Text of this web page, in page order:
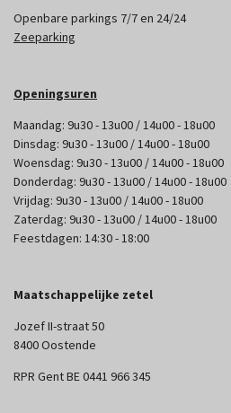
Openbare parkings 7/7 en 24/24
Zeeparking
Openingsuren
Maandag: 9u30 - 13u00 / 14u00 - 18u00
Dinsdag: 9u30 - 13u00 / 14u00 - 18u00
Woensdag: 9u30 - 13u00 / 14u00 - 18u00
Donderdag: 9u30 - 13u00 / 14u00 - 18u00
Vrijdag: 9u30 - 13u00 / 14u00 - 18u00
Zaterdag: 9u30 - 13u00 / 14u00 - 18u00
Feestdagen: 14:30 - 18:00
Maatschappelijke zetel
Jozef II-straat 50
8400 Oostende
RPR Gent BE 0441 966 345